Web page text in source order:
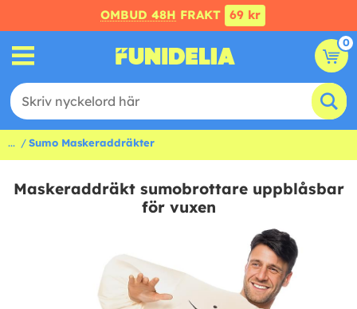
OMBUD 48H FRAKT 69 kr
0
... Sumo Maskeraddräkter
Maskeraddräkt sumobrottare uppblåsbar
för vuxen